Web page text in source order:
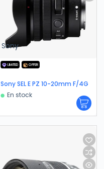
Sony
LIMITED OFFER
Sony SEL E PZ 10-20mm F/4G
En stock